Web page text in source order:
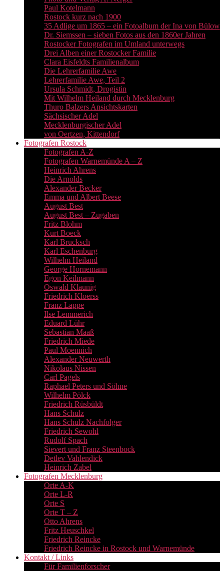
Paul Kotelmann
Rostock kurz nach 1900
35 Adlige um 1865 – ein Fotoalbum der Ina von Bülow
Dr. Siemssen – sieben Fotos aus den 1860er Jahren
Rostocker Fotografen im Umland unterwegs
Drei Alben einer Rostocker Familie
Clara Eisfeldts Familienalbum
Die Lehrerfamilie Awe
Lehrerfamilie Awe, Teil 2
Ursula Schmidt, Drogistin
Mit Wilhelm Heiland durch Mecklenburg
Thuro Balzers Ansichtskarten
Sächsischer Adel
Mecklenburgischer Adel
von Oertzen, Kittendorf
Fotografen Rostock
Fotografen A-Z
Fotografen Warnemünde A – Z
Heinrich Ahrens
Die Arnolds
Alexander Becker
Emma und Albert Beese
August Best
August Best – Zugaben
Fritz Blohm
Kurt Boeck
Karl Brucksch
Karl Eschenburg
Wilhelm Heiland
George Hornemann
Egon Keilmann
Oswald Klaunig
Friedrich Kloerss
Franz Lappe
Ilse Lemmerich
Eduard Lühr
Sebastian Maaß
Friedrich Miede
Paul Moennich
Alexander Neuwerth
Nikolaus Nissen
Carl Pagels
Raphael Peters und Söhne
Wilhelm Pölck
Friedrich Rüsbüldt
Hans Schulz
Hans Schulz Nachfolger
Friedrich Sewohl
Rudolf Spach
Sievert und Franz Steenbock
Detlev Vahlendick
Heinrich Zabel
Fotografen Mecklenburg
Orte A-K
Orte L-R
Orte S
Orte T – Z
Otto Ahrens
Fritz Heuschkel
Friedrich Reincke
Friedrich Reincke in Rostock und Warnemünde
Kontakt / Links
Für Familienforscher